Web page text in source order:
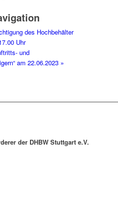
des Hochbehälter
Uhr
und
am 22.06.2023 »
der DHBW Stuttgart e.V.